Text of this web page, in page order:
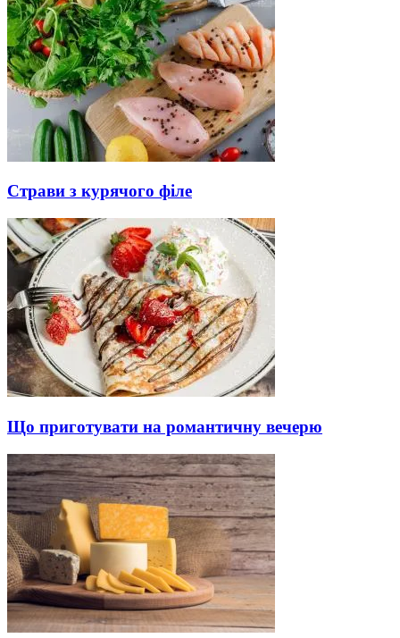
Страви з курячого філе
Що приготувати на романтичну вечерю